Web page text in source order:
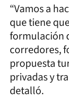
“Vamos a
que tiene
formulación
corredores,
propuesta
privadas y
detalló.